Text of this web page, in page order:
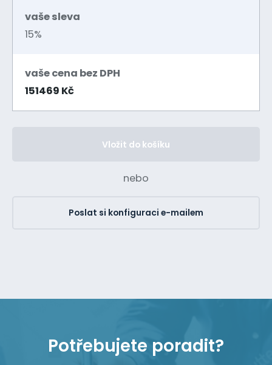
vaše sleva
15%
vaše cena bez DPH
151469 Kč
Vložit do košíku
nebo
Poslat si konfiguraci e-mailem
Potřebujete poradit?